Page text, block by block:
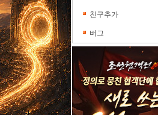
친구추가
버그